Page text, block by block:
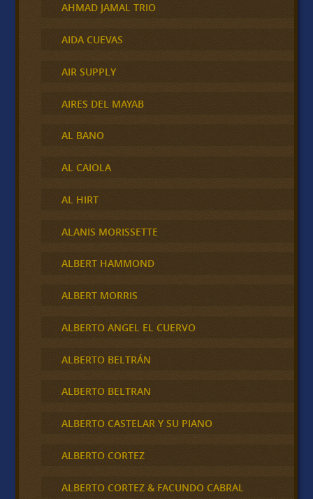
AHMAD JAMAL TRIO
AIDA CUEVAS
AIR SUPPLY
AIRES DEL MAYAB
AL BANO
AL CAIOLA
AL HIRT
ALANIS MORISSETTE
ALBERT HAMMOND
ALBERT MORRIS
ALBERTO ANGEL EL CUERVO
ALBERTO BELTRÁN
ALBERTO BELTRAN
ALBERTO CASTELAR Y SU PIANO
ALBERTO CORTEZ
ALBERTO CORTEZ & FACUNDO CABRAL